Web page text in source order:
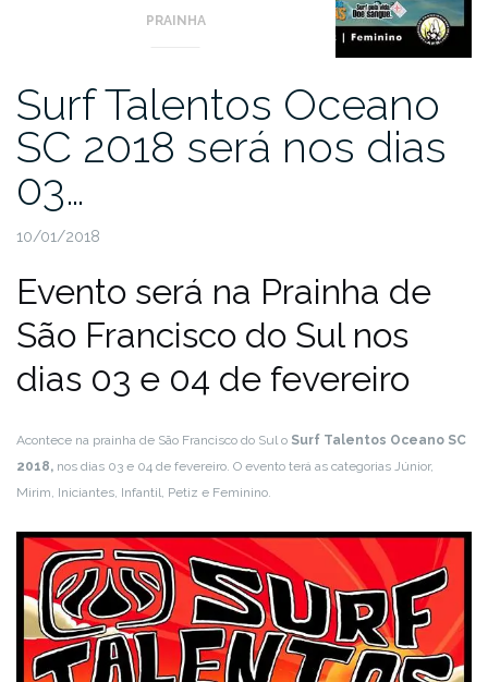
PRAINHA
Surf Talentos Oceano
SC 2018 será nos dias
03…
10/01/2018
Evento será na Prainha de
São Francisco do Sul nos
dias 03 e 04 de fevereiro
Acontece na prainha de São Francisco do Sul o Surf Talentos Oceano SC
2018, nos dias 03 e 04 de fevereiro. O evento terá as categorias Júnior,
Mirim, Iniciantes, Infantil, Petiz e Feminino.